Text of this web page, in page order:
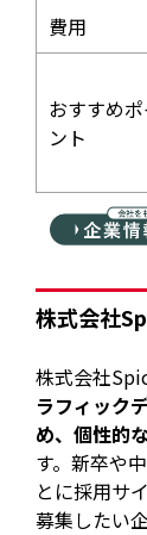
費用
おすすめポ
ント
株式会社
株式会社
ラフィック
め、個性的
す。新卒や
とに採用サ
募集したい